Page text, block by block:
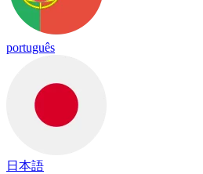
português
日本語